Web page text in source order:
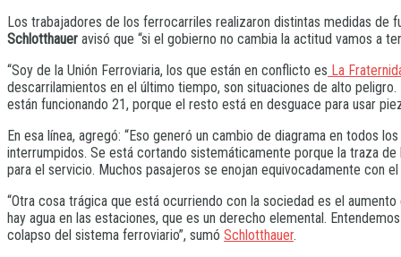
Los trabajadores de los ferrocarriles realizaron distintas medidas de
Schlotthauer avisó que “si el gobierno no cambia la actitud vamos a
“Soy de la Unión Ferroviaria, los que están en conflicto es La
descarrilamientos en el último tiempo, son situaciones de alto
están funcionando 21, porque el resto está en desguace para usar
En esa línea, agregó: “Eso generó un cambio de diagrama en todos
interrumpidos. Se está cortando sistemáticamente porque la traza
para el servicio. Muchos pasajeros se enojan equivocadamente con el
“Otra cosa trágica que está ocurriendo con la sociedad es el
hay agua en las estaciones, que es un derecho elemental.
colapso del sistema ferroviario”, sumó Schlotthauer.